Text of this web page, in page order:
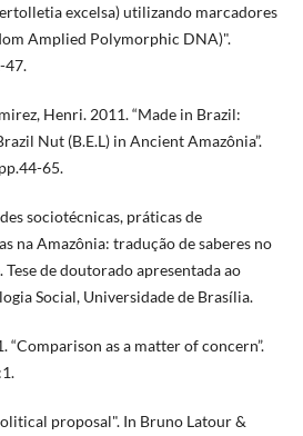
excelsa) utilizando marcadores
Amplied Polymorphic DNA)".
47.
Henri. 2011. “Made in Brazil:
Nut (B.E.L) in Ancient Amazônia”.
65.
sociotécnicas, práticas de
na Amazônia: tradução de saberes no
de doutorado apresentada ao
Social, Universidade de Brasília.
“Comparison as a matter of concern”.
proposal". In Bruno Latour &